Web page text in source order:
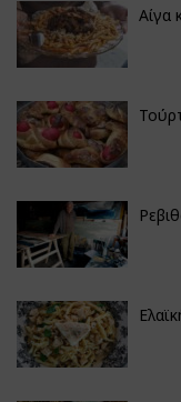
Αίγα